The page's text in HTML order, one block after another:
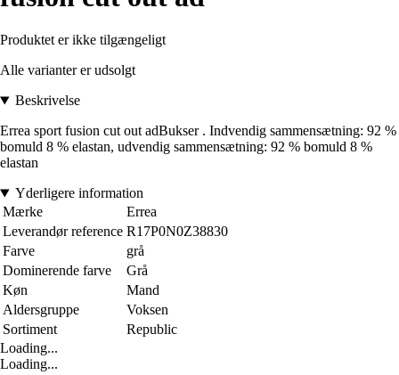
Produktet er ikke tilgængeligt
Alle varianter er udsolgt
Beskrivelse
Errea sport fusion cut out adBukser . Indvendig sammensætning: 92 %
bomuld 8 % elastan, udvendig sammensætning: 92 % bomuld 8 %
elastan
Yderligere information
Mærke
Errea
Leverandør reference R17P0N0Z38830
Farve
grå
Dominerende farve
Grå
Køn
Mand
Aldersgruppe
Voksen
Sortiment
Republic
Loading...
Loading...